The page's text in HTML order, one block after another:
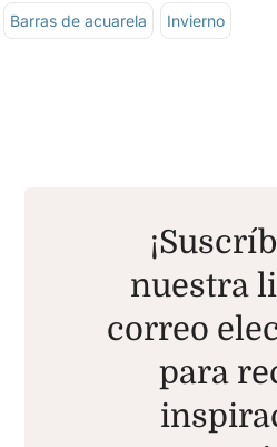
Barras de acuarela Invierno
nuestra
correo
para